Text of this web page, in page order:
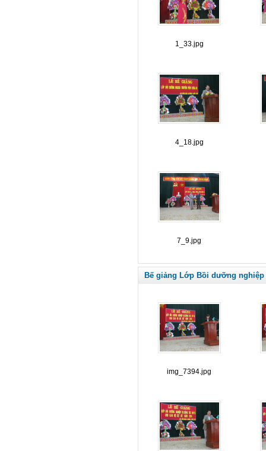
1_33.jpg
4_18.jpg
7_9.jpg
Bế giảng Lớp Bồi dưỡng nghiệp
img_7394.jpg